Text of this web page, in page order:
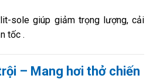
sole giúp giảm trọng lượng, cải
tốc.
– Mang hơi thở chiến